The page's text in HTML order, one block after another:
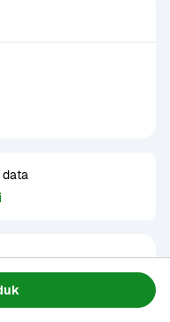
data
air minum dalam
untuk membantu